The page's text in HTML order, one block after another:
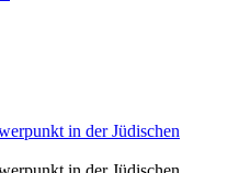
in der Jüdischen